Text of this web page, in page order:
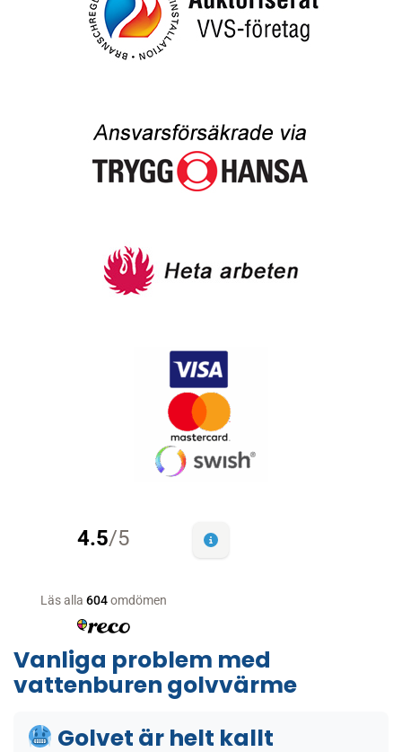
Vanliga problem med
vattenburen golvvärme
Golvet är helt kallt